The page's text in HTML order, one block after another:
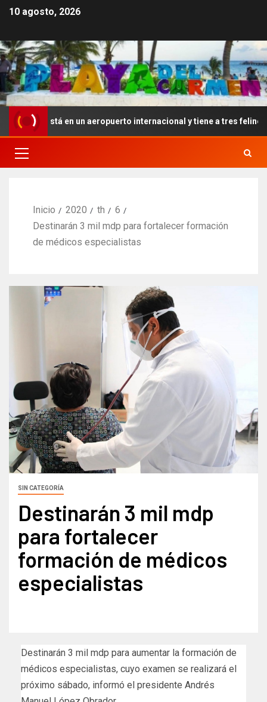
10 agosto, 2026
está en un aeropuerto internacional y tiene a tres felinos
Inicio 2020 th
6
Destinarán 3 mil mdp para fortalecer formación
de médicos especialistas
SIN CATEGORÍA
Destinarán 3 mil mdp
para fortalecer
formación de médicos
especialistas
Destinarán 3 mil mdp para aumentar la formación de
médicos especialistas, cuyo examen se realizará el
próximo sábado, informó el presidente Andrés